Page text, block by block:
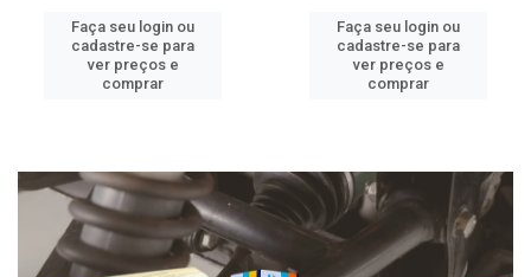
Faça seu login ou
cadastre-se para
ver preços e
comprar
Faça seu login ou
cadastre-se para
ver preços e
comprar